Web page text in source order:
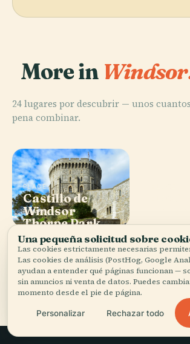
More in
24 lugares por descubrir — unos
pena combinar.
PLACE
Castillo de
Windsor
PLACE
Thorpe Park
Los 24 lugares de Windsor
Una pequeña solicitud sobre
Las cookies estrictamente necesarias
Las cookies de análisis (PostHog, Google
ayudan a entender qué páginas funcionan —
sin anuncios ni venta de datos. Puedes
momento desde el pie de página.
Personalizar Rechazar todo